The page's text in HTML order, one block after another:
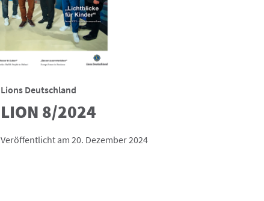
Lions Deutschland
LION 8/2024
Veröffentlicht am 20. Dezember 2024